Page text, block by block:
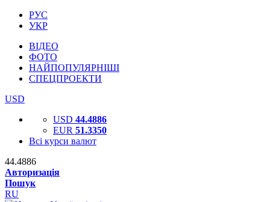
РУС
УКР
ВІДЕО
ФОТО
НАЙПОПУЛЯРНІШІ
СПЕЦПРОЕКТИ
USD
USD 44.4886
EUR 51.3350
Всі курси валют
44.4886
Авторизація
Пошук
RU